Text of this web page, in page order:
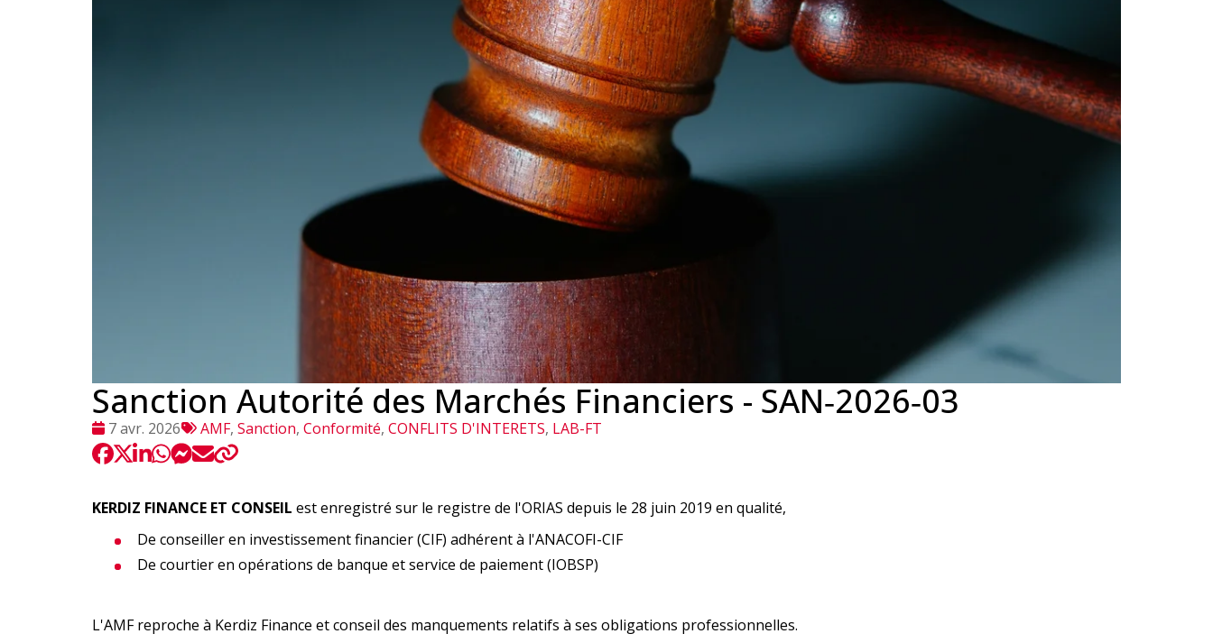
Sanction Autorité des Marchés Financiers - SAN‑2026‑03
Date
:
7 avr. 2026
Tags
:
AMF, Sanction, Conformité, CONFLITS D'INTERETS, LAB-FT
KERDIZ FINANCE ET CONSEIL est enregistré sur le registre de l'ORIAS depuis le 28 juin 2019 en qualité,
De conseiller en investissement financier (CIF) adhérent à l'ANACOFI-CIF
De courtier en opérations de banque et service de paiement (IOBSP)
L'AMF reproche à Kerdiz Finance et conseil des manquements relatifs à ses obligations professionnelles.